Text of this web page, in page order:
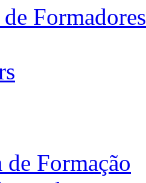
Formadores
Formação